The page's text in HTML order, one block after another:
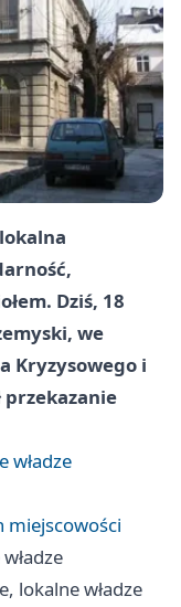
Dziś, 18
we
Kryzysowego i
przekazanie
władze
miejscowości
lokalne władze